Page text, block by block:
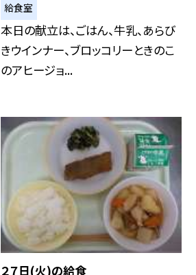
給食室
本日の献立は、ごはん、牛乳、あらび
きウインナー、ブロッコリーときのこ
のアヒージョ...
２７日(火)の給食